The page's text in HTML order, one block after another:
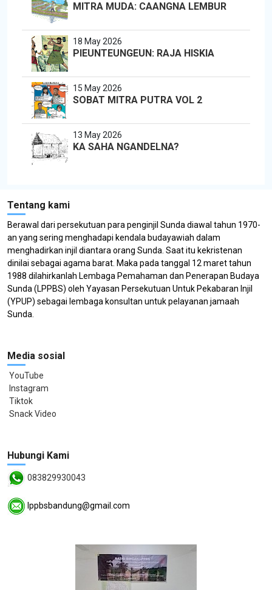
MITRA MUDA: CAANGNA LEMBUR
18 May 2026
PIEUNTEUNGEUN: RAJA HISKIA
15 May 2026
SOBAT MITRA PUTRA VOL 2
13 May 2026
KA SAHA NGANDELNA?
Tentang kami
Berawal dari persekutuan para penginjil Sunda diawal tahun 1970-
an yang sering menghadapi kendala budayawiah dalam
menghadirkan injil diantara orang Sunda. Saat itu kekristenan
dinilai sebagai agama barat. Maka pada tanggal 12 maret tahun
1988 dilahirkanlah Lembaga Pemahaman dan Penerapan Budaya
Sunda (LPPBS) oleh Yayasan Persekutuan Untuk Pekabaran Injil
(YPUP) sebagai lembaga konsultan untuk pelayanan jamaah
Sunda.
Media sosial
YouTube
Instagram
Tiktok
Snack Video
Hubungi Kami
083829930043
lppbsbandung@gmail.com